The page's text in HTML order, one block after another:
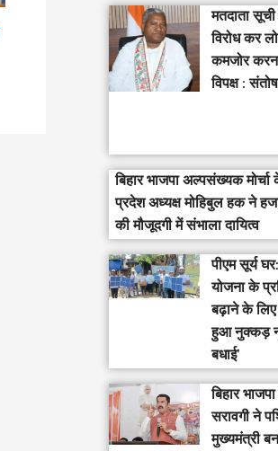
मतदाता
विरोध कर
कमजोर
विपक्ष :
बिहार भाजपा अल्पसंख्यक
प्रदेश अध्यक्ष मोहिबुल हक ने
की मौजूदगी में संभाला दायित्व
पीएम सूर्य
योजना के
बढ़ाने के
हुआ नुक्कड़
बधाई’
‎बिहार
सरावगी ने
मुख्यमंत्री